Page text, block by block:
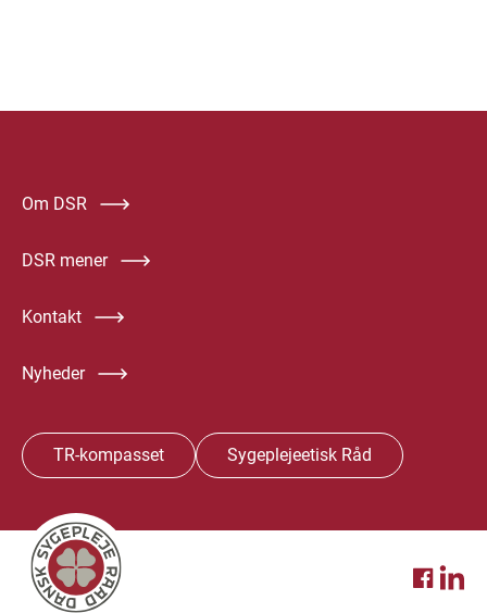
Om DSR
DSR mener
Kontakt
Nyheder
TR-kompasset Sygeplejeetisk Råd